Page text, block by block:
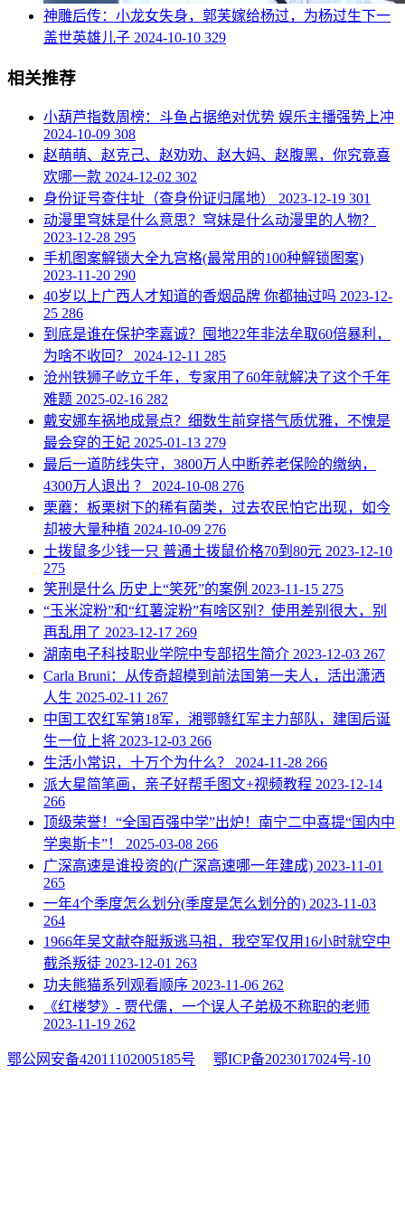
​神雕后传：小龙女失身，郭芙嫁给杨过，为杨过生下一
盖世英雄儿子 2024-10-10 329
相关推荐
​小葫芦指数周榜：斗鱼占据绝对优势 娱乐主播强势上冲
2024-10-09 308
​赵萌萌、赵克己、赵劝劝、赵大妈、赵腹黑，你究竟喜
欢哪一款 2024-12-02 302
​身份证号查住址（查身份证归属地）
2023-12-19 301
​动漫里穹妹是什么意思？穹妹是什么动漫里的人物？
2023-12-28 295
​手机图案解锁大全九宫格(最常用的100种解锁图案)
2023-11-20 290
​40岁以上广西人才知道的香烟品牌 你都抽过吗 2023-12-
25 286
​到底是谁在保护李嘉诚？囤地22年非法牟取60倍暴利，
为啥不收回？
2024-12-11 285
​沧州铁狮子屹立千年，专家用了60年就解决了这个千年
难题 2025-02-16 282
​戴安娜车祸地成景点？细数生前穿搭气质优雅，不愧是
最会穿的王妃 2025-01-13 279
​最后一道防线失守，3800万人中断养老保险的缴纳，
4300万人退出 ？
2024-10-08 276
​栗蘑：板栗树下的稀有菌类，过去农民怕它出现，如今
却被大量种植 2024-10-09 276
​土拨鼠多少钱一只 普通土拨鼠价格70到80元 2023-12-10
275
​笑刑是什么 历史上“笑死”的案例 2023-11-15 275
​“玉米淀粉”和“红薯淀粉”有啥区别？使用差别很大，别
再乱用了 2023-12-17 269
​湖南电子科技职业学院中专部招生简介 2023-12-03 267
​Carla Bruni：从传奇超模到前法国第一夫人，活出潇洒
人生 2025-02-11 267
​中国工农红军第18军，湘鄂赣红军主力部队，建国后诞
生一位上将 2023-12-03 266
​生活小常识，十万个为什么？
2024-11-28 266
​派大星简笔画，亲子好帮手图文+视频教程 2023-12-14
266
​顶级荣誉！“全国百强中学”出炉！南宁二中喜提“国内中
学奥斯卡”！
2025-03-08 266
​广深高速是谁投资的(广深高速哪一年建成) 2023-11-01
265
​一年4个季度怎么划分(季度是怎么划分的) 2023-11-03
264
​1966年吴文献夺艇叛逃马祖，我空军仅用16小时就空中
截杀叛徒 2023-12-01 263
​功夫熊猫系列观看顺序 2023-11-06 262
​《红楼梦》- 贾代儒，一个误人子弟极不称职的老师
2023-11-19 262
鄂公网安备42011102005185号 鄂ICP备2023017024号-10